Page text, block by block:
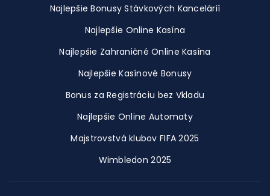
Najlepšie Bonusy Stávkových Kancelárií
Najlepšie Online Kasína
Najlepšie Zahraničné Online Kasína
Najlepšie Kasínové Bonusy
Bonus za Registráciu bez Vkladu
Najlepšie Online Automaty
Majstrovstvá klubov FIFA 2025
Wimbledon 2025